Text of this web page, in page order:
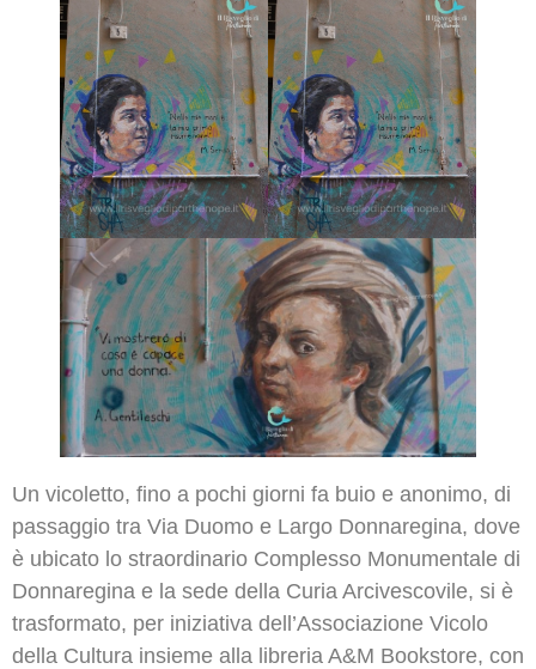
Un vicoletto, fino a pochi giorni fa buio e anonimo, di
passaggio tra Via Duomo e Largo Donnaregina, dove
è ubicato lo straordinario Complesso Monumentale di
Donnaregina e la sede della Curia Arcivescovile, si è
trasformato, per iniziativa dell’Associazione Vicolo
della Cultura insieme alla libreria A&M Bookstore, con